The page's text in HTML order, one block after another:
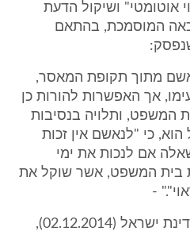
אוטומטי" ושיקול הדעת
המוסמכת, בהתאם
מתוך תקופת המאסר,
אך האפשרות להורות כן
המשפט, ותלויה בנסיבות
כי "לנאשם אין זכות
אם לנכות את ימי
בית המשפט, אשר שוקל את
-
(רע"פ 7584/14 פלוני נ' מדינת ישראל (02.12.2014),